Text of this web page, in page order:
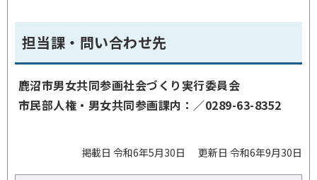
担当課・問い合わせ先
鹿沼市男女共同参画社会づくり実行委員会
市民部人権・男女共同参画課内：／0289-63-8352
掲載日 令和6年5月30日 更新日 令和6年9月30日